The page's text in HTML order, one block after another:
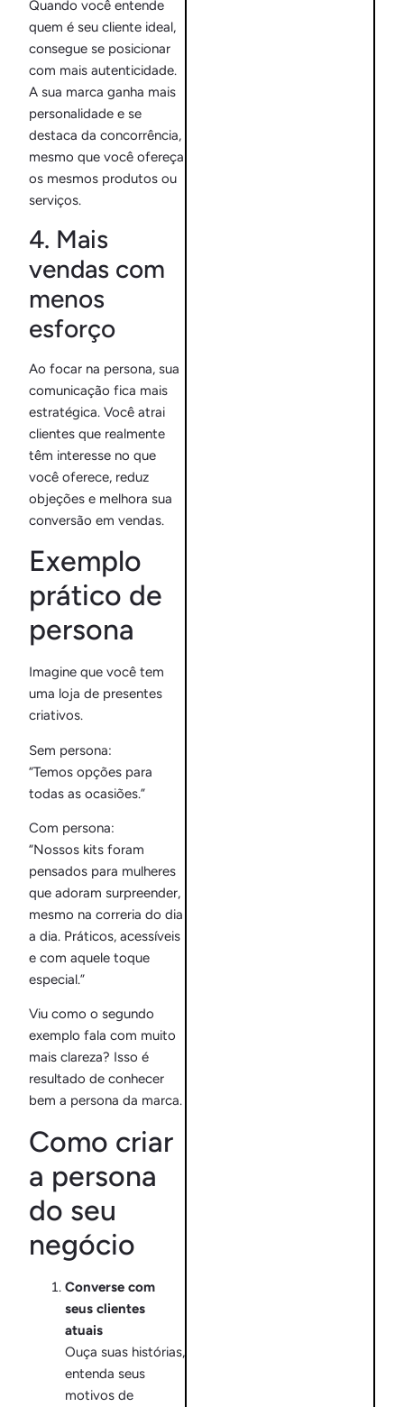
Quando você entende
quem é seu cliente ideal,
consegue se posicionar
com mais autenticidade.
A sua marca ganha mais
personalidade e se
destaca da concorrência,
mesmo que você ofereça
os mesmos produtos ou
serviços.
4. Mais
vendas com
menos
esforço
Ao focar na persona, sua
comunicação fica mais
estratégica. Você atrai
clientes que realmente
têm interesse no que
você oferece, reduz
objeções e melhora sua
conversão em vendas.
Exemplo
prático de
persona
Imagine que você tem
uma loja de presentes
criativos.
Sem persona:
“Temos opções para
todas as ocasiões.”
Com persona:
“Nossos kits foram
pensados para mulheres
que adoram surpreender,
mesmo na correria do dia
a dia. Práticos, acessíveis
e com aquele toque
especial.”
Viu como o segundo
exemplo fala com muito
mais clareza? Isso é
resultado de conhecer
bem a persona da marca.
Como criar
a persona
do seu
negócio
Converse com
seus clientes
atuais
Ouça suas histórias,
entenda seus
motivos de